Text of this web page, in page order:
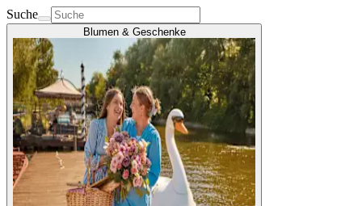
Suche
Blumen & Geschenke